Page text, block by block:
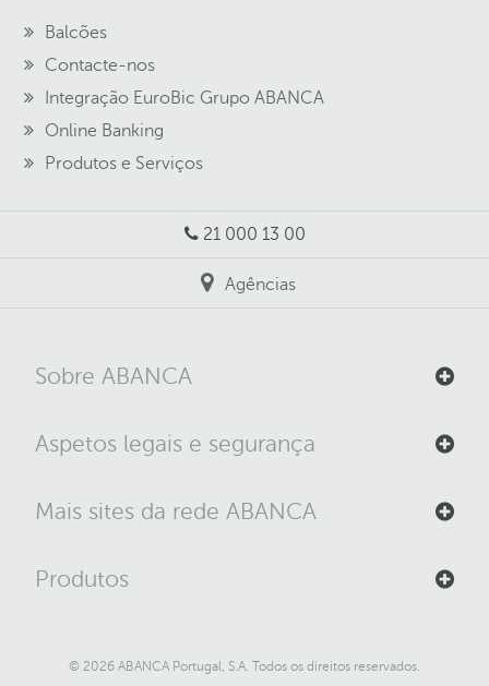
Balcões
Contacte-nos
Integração EuroBic Grupo ABANCA
Online Banking
Produtos e Serviços
21 000 13 00
Agências
Sobre ABANCA
Aspetos legais e segurança
Mais sites da rede ABANCA
Produtos
© 2026 ABANCA Portugal, S.A. Todos os direitos reservados.